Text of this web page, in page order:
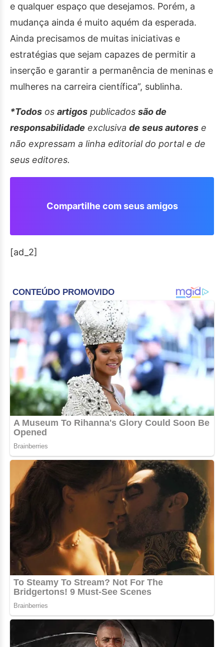
e qualquer espaço que desejamos. Porém, a
mudança ainda é muito aquém da esperada.
Ainda precisamos de muitas iniciativas e
estratégias que sejam capazes de permitir a
inserção e garantir a permanência de meninas e
mulheres na carreira científica”, sublinha.
*Todos os artigos publicados são de
responsabilidade exclusiva de seus autores e
não expressam a linha editorial do portal e de
seus editores.
Compartilhe com seus amigos
[ad_2]